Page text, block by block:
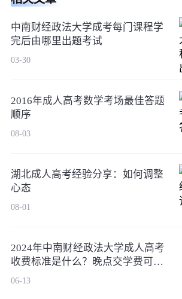
中南财经政法大学成考每门课程学
完后由哪里出题考试
03-30
2016年成人高考数学考场最佳答题
顺序
08-03
湖北成人高考经验分享：如何调整
心态
08-01
2024年中南财经政法大学成人高考
收费标准是什么？晚点交学费可以
吗？
06-13